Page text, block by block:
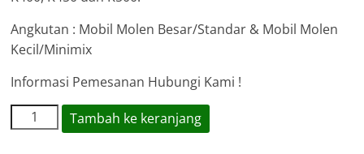
Angkutan : Mobil Molen Besar/Standar & Mobil Molen
Kecil/Minimix
Informasi Pemesanan Hubungi Kami !
Kuantitas
Harga
Tambah ke keranjang